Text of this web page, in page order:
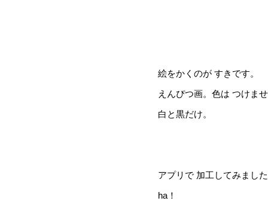
絵をかくのが すきです。
えんぴつ画。色は つけま
白と黒だけ。
アプリで 加工してみまし
ha！